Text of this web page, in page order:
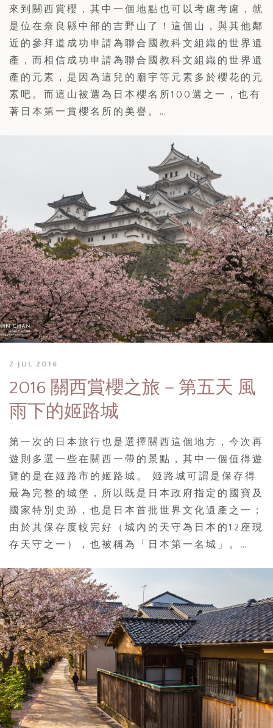
來到關西賞櫻，其中一個地點也可以考慮考慮，就
是位在奈良縣中部的吉野山了！這個山，與其他鄰
近的參拜道成功申請為聯合國教科文組織的世界遺
產，而相信成功申請為聯合國教科文組織的世界遺
產的元素，是因為這兒的廟宇等元素多於櫻花的元
素吧。而這山被選為日本櫻名所100選之一，也有
著日本第一賞櫻名所的美譽。…
2 JUL 2016
2016 關西賞櫻之旅－第五天 風
雨下的姬路城
第一次的日本旅行也是選擇關西這個地方，今次再
遊則多選一些在關西一帶的景點，其中一個值得遊
覽的是在姬路市的姬路城。 姬路城可謂是保存得
最為完整的城堡，所以既是日本政府指定的國寶及
國家特別史跡，也是日本首批世界文化遺產之一；
由於其保存度較完好（城內的天守為日本的12座現
存天守之一），也被稱為「日本第一名城」。…